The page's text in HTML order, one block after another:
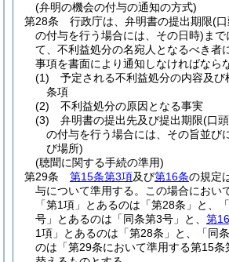
(弁明の機会の付与の通知の方式)
第28条
行政庁は、弁明書の提出期限(
の付与を行う場合には、その日時) ま
て、不利益処分の名宛人となるべき者
事項を書面により通知しなければなら
(1)
予定される不利益処分の内容及
条項
(2)
不利益処分の原因となる事実
(3)
弁明書の提出先及び提出期限(口
の付与を行う場合には、その旨並び
び場所)
(聴聞に関する手続の準用)
第29条
第15条第3項及び第16条の規定
与について準用する。
この場合におい
「第1項」とあるのは「第28条」と、
号」とあるのは「同条第3号」と、 第
1項」とあるのは「第28条」と、「同
のは「第29条において準用する第15